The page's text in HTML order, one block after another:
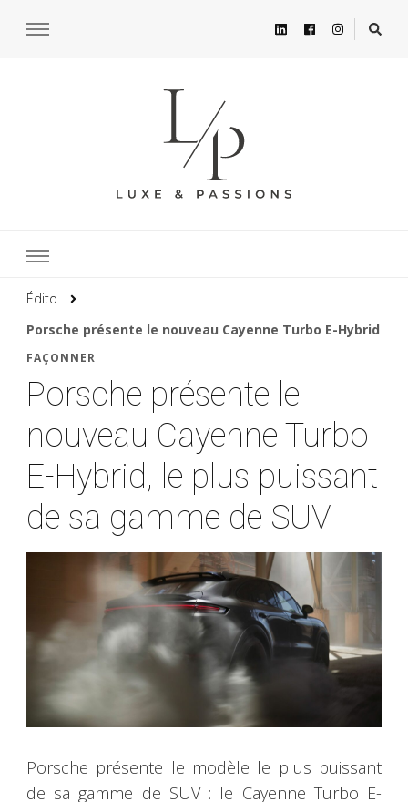
Édito
Porsche présente le nouveau Cayenne Turbo E-Hybrid
FAÇONNER
Porsche présente le
nouveau Cayenne Turbo
E-Hybrid, le plus puissant
de sa gamme de SUV
Porsche présente le modèle le plus puissant
de sa gamme de SUV : le Cayenne Turbo E-